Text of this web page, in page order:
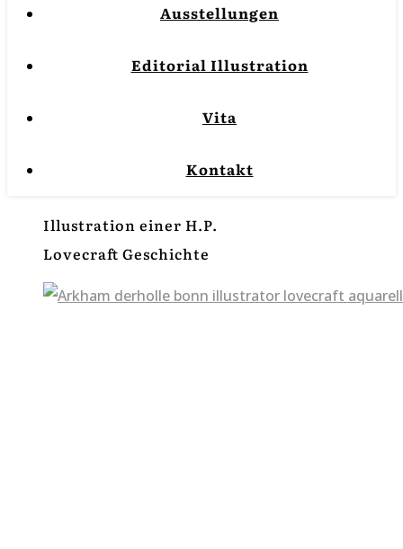
Ausstellungen
Editorial Illustration
Vita
Kontakt
Illustration einer H.P.
Lovecraft Geschichte